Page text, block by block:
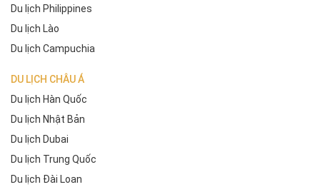
Du lịch Philippines
Du lịch Lào
Du lịch Campuchia
DU LỊCH CHÂU Á
Du lịch Hàn Quốc
Du lịch Nhật Bản
Du lịch Dubai
Du lịch Trung Quốc
Du lịch Đài Loan